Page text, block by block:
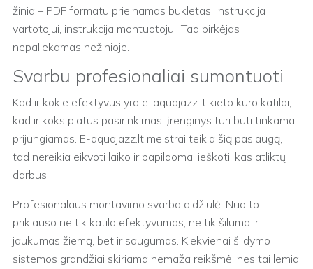
žinia – PDF formatu prieinamas bukletas, instrukcija
vartotojui, instrukcija montuotojui. Tad pirkėjas
nepaliekamas nežinioje.
Svarbu profesionaliai sumontuoti
Kad ir kokie efektyvūs yra e-aquajazz.lt kieto kuro katilai,
kad ir koks platus pasirinkimas, įrenginys turi būti tinkamai
prijungiamas. E-aquajazz.lt meistrai teikia šią paslaugą,
tad nereikia eikvoti laiko ir papildomai ieškoti, kas atliktų
darbus.
Profesionalaus montavimo svarba didžiulė. Nuo to
priklauso ne tik katilo efektyvumas, ne tik šiluma ir
jaukumas žiemą, bet ir saugumas. Kiekvienai šildymo
sistemos grandžiai skiriama nemaža reikšmė, nes tai lemia